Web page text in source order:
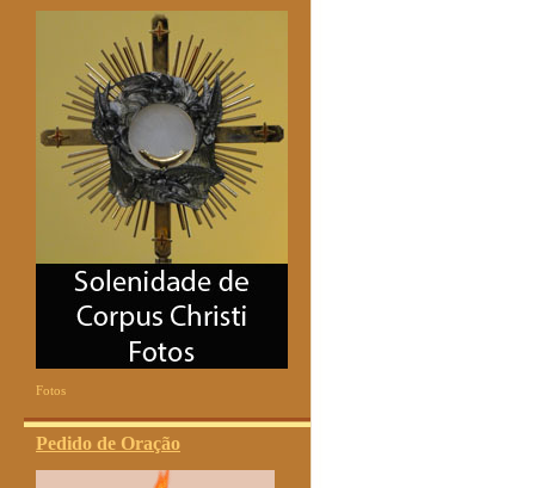
Fotos
Pedido de Oração